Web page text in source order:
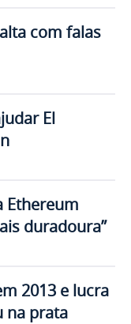
com falas
El
Ethereum
duradoura”
2013 e lucra
na prata